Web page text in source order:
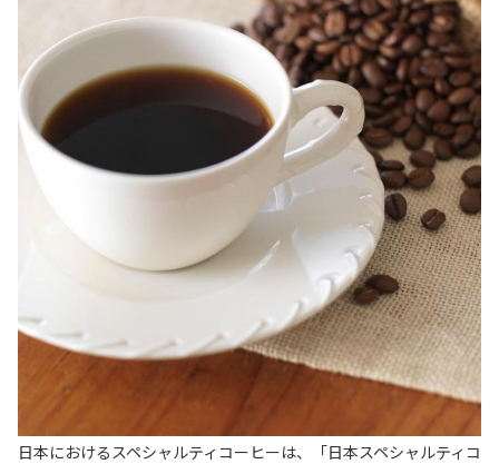
日本におけるスペシャルティコーヒーは、「日本スペシャルティコ